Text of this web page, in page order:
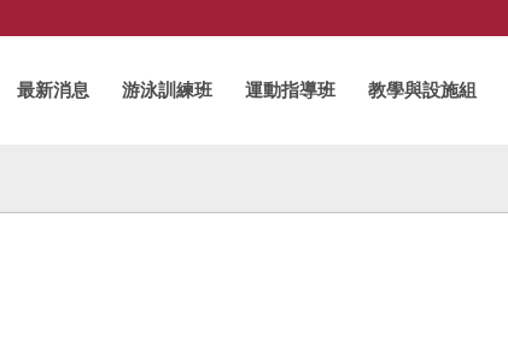
最新消息 游泳訓練班 運動指導班 教學與設施組